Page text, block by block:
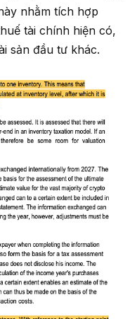
nhằm tích hợp
tài chính hiện có,
sản đầu tư khác.